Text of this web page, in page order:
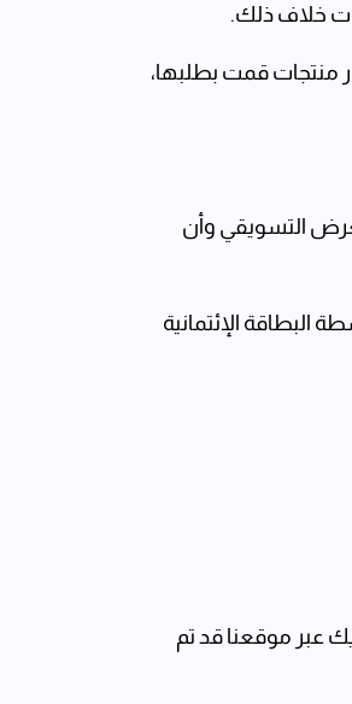
خلاف ذلك.
منتجات قمت بطلبها،
التسويقي وأن
الإئتمانية
عبر موقعنا قد تم